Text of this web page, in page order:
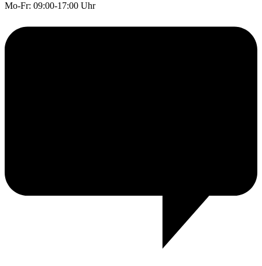
Mo-Fr: 09:00-17:00 Uhr